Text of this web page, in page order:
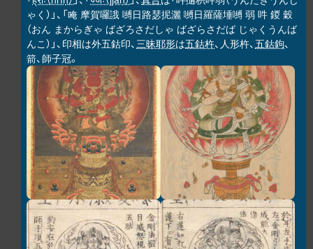
ゃく）」、「唵 摩賀囉誐 嚩日路瑟抳灑 嚩日羅薩埵嚩 弱 吽 鍐 穀
（おん まからぎゃ ばざろさだしゃ ばざらさだば じゃくうんば
んこ）」、印相は外五鈷印、三昧耶形は五鈷杵、人形杵、五鈷鉤、
箭、師子冠。